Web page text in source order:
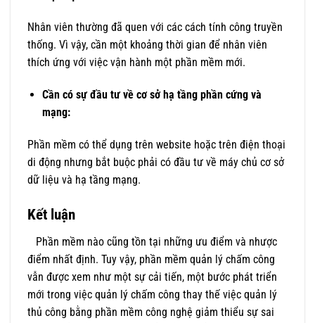
Nhân viên thường đã quen với các cách tính công truyền
thống. Vì vậy, cần một khoảng thời gian để nhân viên
thích ứng với việc vận hành một phần mềm mới.
Cần có sự đầu tư về cơ sở hạ tầng phần cứng và
mạng:
Phần mềm có thể dụng trên website hoặc trên điện thoại
di động nhưng bắt buộc phải có đầu tư về máy chủ cơ sở
dữ liệu và hạ tầng mạng.
Kết luận
Phần mềm nào cũng tồn tại những ưu điểm và nhược
điểm nhất định. Tuy vậy, phần mềm quản lý chấm công
vẫn được xem như một sự cải tiến, một bước phát triển
mới trong việc quản lý chấm công thay thế việc quản lý
thủ công bằng phần mềm công nghệ giảm thiểu sự sai